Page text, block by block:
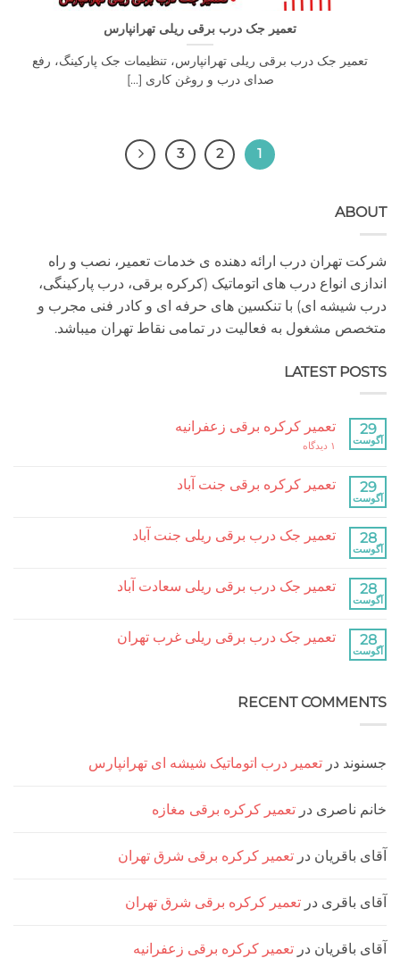
تعمیر جک درب برقی ریلی تهرانپارس
جک درب برقی ریلی تهرانپارس، تنظیمات جک پارکینگ، رفع
صدای درب و روغن کاری [...]
3
درب ارائه دهنده ی خدمات تعمیر، نصب و راه
انواع درب های اتوماتیک (کرکره برقی، درب پارکینگی،
ای) با تنکسین های حرفه ای و کادر فنی مجرب و
مشغول به فعالیت در تمامی نقاط تهران میباشد.
LATEST
تعمیر کرکره برقی زعفرانیه
۱ دیدگاه
برای
برقی
زعفرانیه
تعمیر کرکره برقی جنت آباد
هیچ
برای
تعمیر
کرکره
برقی
آباد
ثبت
نشده
تعمیر جک درب برقی ریلی جنت آباد
هیچ
برای
تعمیر
جک
درب
ریلی
جنت
آباد
ثبت
نشده
تعمیر جک درب برقی ریلی سعادت آباد
هیچ
برای
تعمیر
جک
درب
سعادت
آباد
ثبت
نشده
تعمیر جک درب برقی ریلی غرب تهران
هیچ
جک
برقی
تهران
RECENT
درتعمیر درب اتوماتیک شیشه ای تهرانپارس
درتعمیر کرکره برقی مغازه
درتعمیر کرکره برقی شرق تهران
درتعمیر کرکره برقی شرق تهران
درتعمیر کرکره برقی زعفرانیه